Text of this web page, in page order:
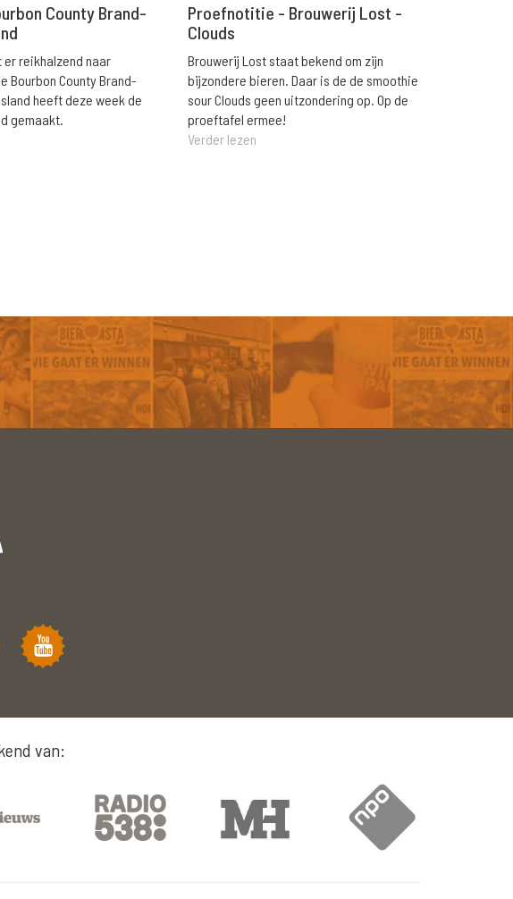
County Brand-
er reikhalzend naar
Bourbon County Brand-
heeft deze week de
gemaakt.
Proefnotitie - Brouwerij Lost -
Clouds
Brouwerij Lost staat bekend om zijn
bijzondere bieren. Daar is de de smoothie
sour Clouds geen uitzondering op. Op de
proeftafel ermee!
Verder lezen
van: